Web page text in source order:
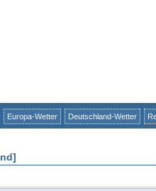
Europa-Wetter Deutschland-Wetter